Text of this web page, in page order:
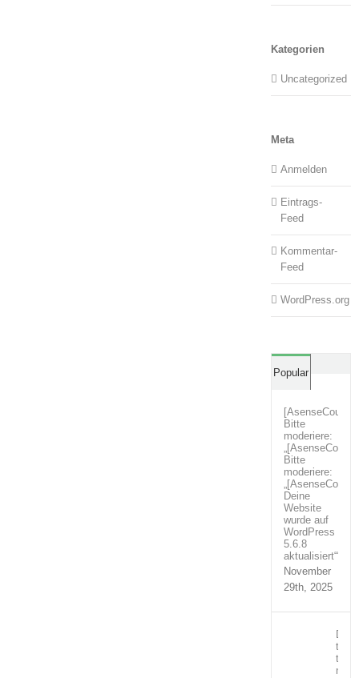
Kategorien
Uncategorized
Meta
Anmelden
Eintrags-
Feed
Kommentar-
Feed
WordPress.org
Popular
Bitte
moderiere:
Bitte
moderiere:
Deine
Website
wurde auf
WordPress
5.6.8
aktualisiert““
November
29th, 2025
Duis